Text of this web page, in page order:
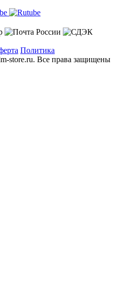
Политика
store.ru. Все права защищены